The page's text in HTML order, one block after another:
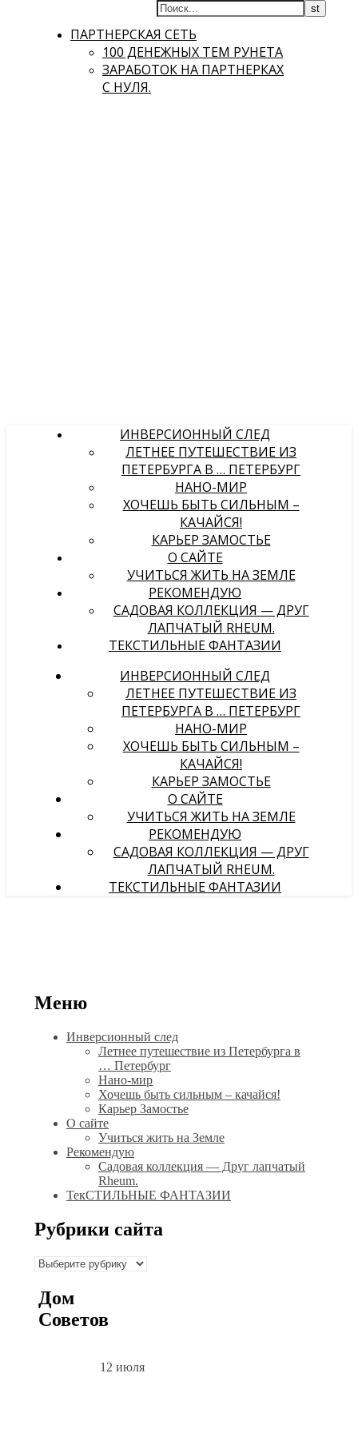
ПАРТНЕРСКАЯ СЕТЬ
100 ДЕНЕЖНЫХ ТЕМ РУНЕТА
ЗАРАБОТОК НА ПАРТНЕРКАХ
С НУЛЯ.
ИНВЕРСИОННЫЙ СЛЕД
ЛЕТНЕЕ ПУТЕШЕСТВИЕ ИЗ
ПЕТЕРБУРГА В … ПЕТЕРБУРГ
НАНО-МИР
ХОЧЕШЬ БЫТЬ СИЛЬНЫМ –
КАЧАЙСЯ!
КАРЬЕР ЗАМОСТЬЕ
О САЙТЕ
УЧИТЬСЯ ЖИТЬ НА ЗЕМЛЕ
РЕКОМЕНДУЮ
САДОВАЯ КОЛЛЕКЦИЯ — ДРУГ
ЛАПЧАТЫЙ RHEUM.
ТЕКСТИЛЬНЫЕ ФАНТАЗИИ
ИНВЕРСИОННЫЙ СЛЕД
ЛЕТНЕЕ ПУТЕШЕСТВИЕ ИЗ
ПЕТЕРБУРГА В … ПЕТЕРБУРГ
НАНО-МИР
ХОЧЕШЬ БЫТЬ СИЛЬНЫМ –
КАЧАЙСЯ!
КАРЬЕР ЗАМОСТЬЕ
О САЙТЕ
УЧИТЬСЯ ЖИТЬ НА ЗЕМЛЕ
РЕКОМЕНДУЮ
САДОВАЯ КОЛЛЕКЦИЯ — ДРУГ
ЛАПЧАТЫЙ RHEUM.
ТЕКСТИЛЬНЫЕ ФАНТАЗИИ
Меню
Инверсионный след
Летнее путешествие из Петербурга в
… Петербург
Нано-мир
Хочешь быть сильным – качайся!
Карьер Замостье
О сайте
Учиться жить на Земле
Рекомендую
Садовая коллекция — Друг лапчатый
Rheum.
ТекСТИЛЬНЫЕ ФАНТАЗИИ
Рубрики сайта
Рубрики
Дом
Советов
12 июля